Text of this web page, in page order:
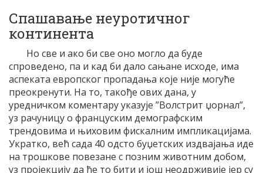
Спашавање неуротичног
континента
Но све и ако би све оно могло да буде
спроведено, па и кад би дало сањане исходе, има
аспеката европског пропадања које није могуће
преокренути. На то, такође ових дана, у
уредничком коментару указује ”Волстрит џорнал”,
уз рачуницу о француским демографским
трендовима и њиховим фискалним импликацијама.
Укратко, већ сада 40 одсто буџетских издвајања иде
на трошкове повезане с позним животним добом,
уз пројекцију да ће то бити и још неодрживије јер су